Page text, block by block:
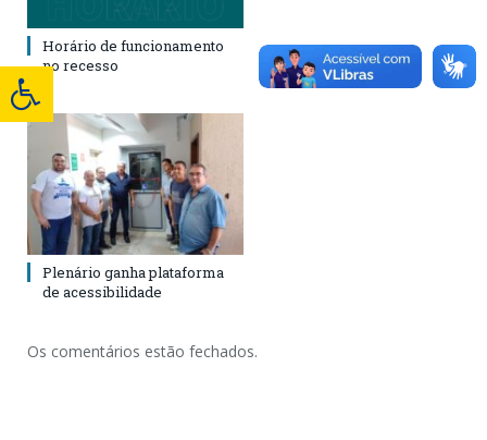
Horário de funcionamento
no recesso
Plenário ganha plataforma
de acessibilidade
Os comentários estão fechados.